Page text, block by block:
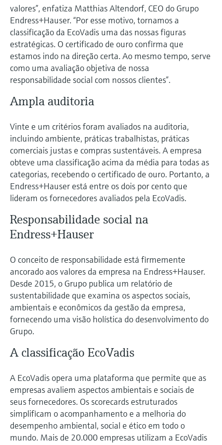
Device Viewer
Find product-specific information and
documentation
Spare parts finder
Find spare parts by product root, order code,
Medição de nível com pressão
Comprar tudo
Tecnologia Memosens
Comprar tudo
do processo para tomada de
decisões
valores”, enfatiza Matthias Altendorf, CEO do Grupo
Endress+Hauser. “Por esse motivo, tornamos a
classificação da EcoVadis uma das nossas figuras
estratégicas. O certificado de ouro confirma que
estamos indo na direção certa. Ao mesmo tempo, serve
como uma avaliação objetiva de nossa
responsabilidade social com nossos clientes”.
Ampla auditoria
Vinte e um critérios foram avaliados na auditoria,
incluindo ambiente, práticas trabalhistas, práticas
comerciais justas e compras sustentáveis. A empresa
obteve uma classificação acima da média para todas as
categorias, recebendo o certificado de ouro. Portanto, a
Endress+Hauser está entre os dois por cento que
lideram os fornecedores avaliados pela EcoVadis.
Responsabilidade social na
Endress+Hauser
O conceito de responsabilidade está firmemente
ancorado aos valores da empresa na Endress+Hauser.
Desde 2015, o Grupo publica um relatório de
sustentabilidade que examina os aspectos sociais,
ambientais e econômicos da gestão da empresa,
fornecendo uma visão holística do desenvolvimento do
Grupo.
A classificação EcoVadis
A EcoVadis opera uma plataforma que permite que as
empresas avaliem aspectos ambientais e sociais de
seus fornecedores. Os scorecards estruturados
simplificam o acompanhamento e a melhoria do
desempenho ambiental, social e ético em todo o
mundo. Mais de 20.000 empresas utilizam a EcoVadis